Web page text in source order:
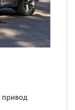
привод